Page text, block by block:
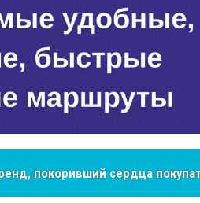
ЦЕНТРАЛЬНАЯ АЗИЯ
рынки